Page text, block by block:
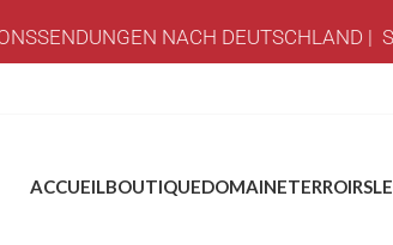
ACCUEILBOUTIQUEDOMAINETERROIRS
NACH DEUTSCHLAND |